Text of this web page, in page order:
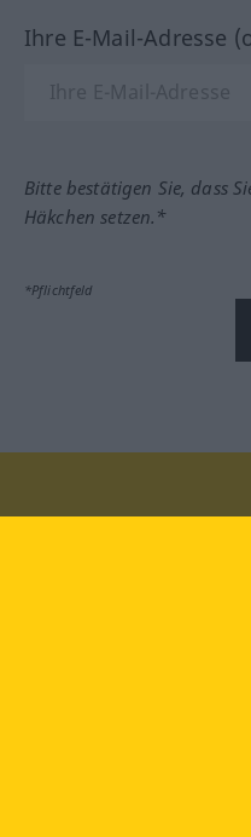
Ihre E-Mail-Adresse
Bitte bestätigen Sie, dass
Häkchen setzen.*
*Pflichtfeld
Besuchen Sie uns auf: